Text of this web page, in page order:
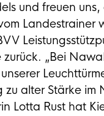
und freuen
zurück. „Bei
alter Stärke im
Lotta Rust hat